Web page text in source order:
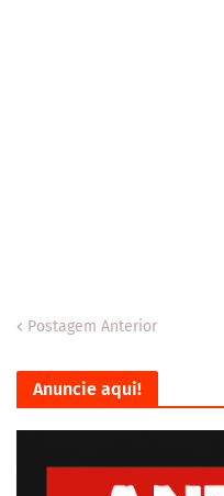
Postagem Anterior
Anuncie aqui!